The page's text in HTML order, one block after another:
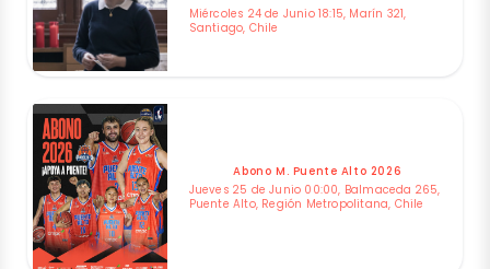
Miércoles 24 de Junio 18:15, Marín 321,
Santiago, Chile
Abono M. Puente Alto 2026
Jueves 25 de Junio 00:00, Balmaceda 265,
Puente Alto, Región Metropolitana, Chile